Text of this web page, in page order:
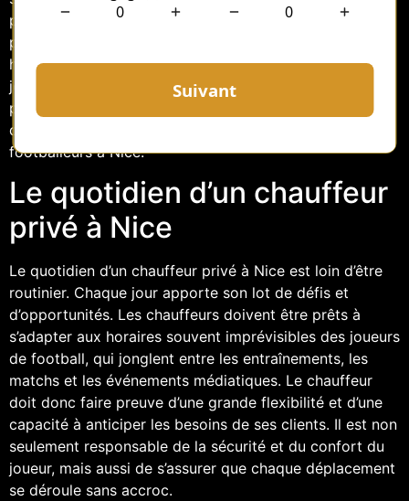
profession qui allie discrétion, professionnalisme et
passion. Dans une ville où le glamour côtoie le sport de
haut niveau, notamment le football, ces chauffeurs
jouent un rôle crucial dans le quotidien des joueurs
professionnels. Cet article explore l’univers fascinant
des chauffeurs privés qui travaillent pour les
footballeurs à Nice.
Le quotidien d’un chauffeur
privé à Nice
Le quotidien d’un chauffeur privé à Nice est loin d’être
routinier. Chaque jour apporte son lot de défis et
d’opportunités. Les chauffeurs doivent être prêts à
s’adapter aux horaires souvent imprévisibles des joueurs
de football, qui jonglent entre les entraînements, les
matchs et les événements médiatiques. Le chauffeur
doit donc faire preuve d’une grande flexibilité et d’une
capacité à anticiper les besoins de ses clients. Il est non
seulement responsable de la sécurité et du confort du
joueur, mais aussi de s’assurer que chaque déplacement
se déroule sans accroc.